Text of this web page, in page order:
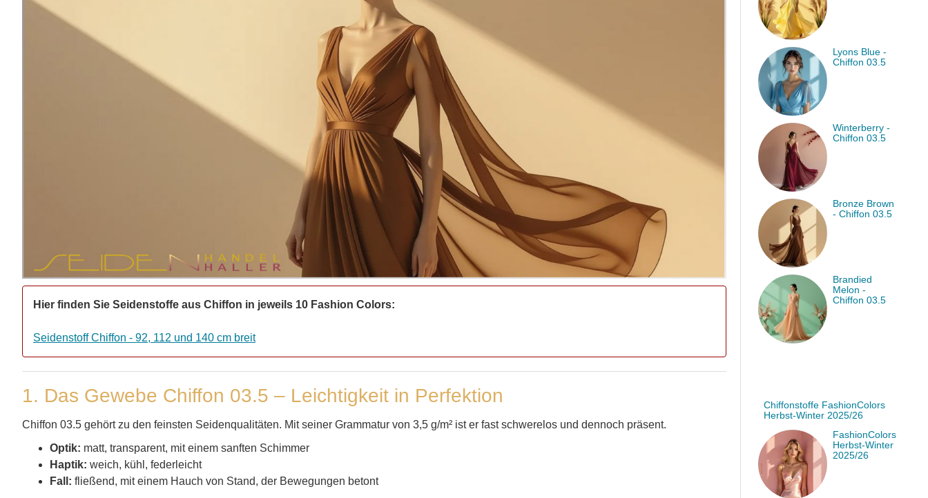
Hier finden Sie Seidenstoffe aus Chiffon in jeweils 10 Fashion Colors:
Seidenstoff Chiffon - 92, 112 und 140 cm breit
1. Das Gewebe Chiffon 03.5 – Leichtigkeit in Perfektion
Chiffon 03.5 gehört zu den feinsten Seidenqualitäten. Mit seiner Grammatur von 3,5 g/m² ist er fast schwerelos und dennoch präsent.
Optik: matt, transparent, mit einem sanften Schimmer
Haptik: weich, kühl, federleicht
Fall: fließend, mit einem Hauch von Stand, der Bewegungen betont
Lyons Blue -
Chiffon 03.5
Winterberry -
Chiffon 03.5
Bronze Brown
- Chiffon 03.5
Brandied
Melon -
Chiffon 03.5
Chiffonstoffe FashionColors
Herbst-Winter 2025/26
FashionColors
Herbst-Winter
2025/26